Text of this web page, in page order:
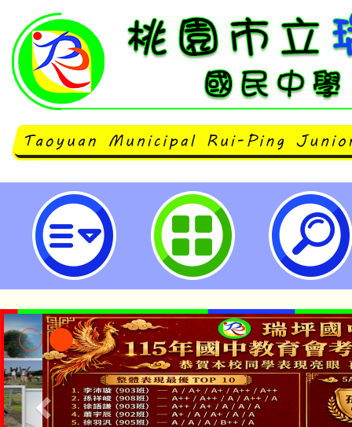
轉知教育部出版「多元性別友善教
中小、高中版及課程模組一案，請
加運用，並協助置於貴校相關網頁
廣，請查照。-桃園市立瑞坪國民中